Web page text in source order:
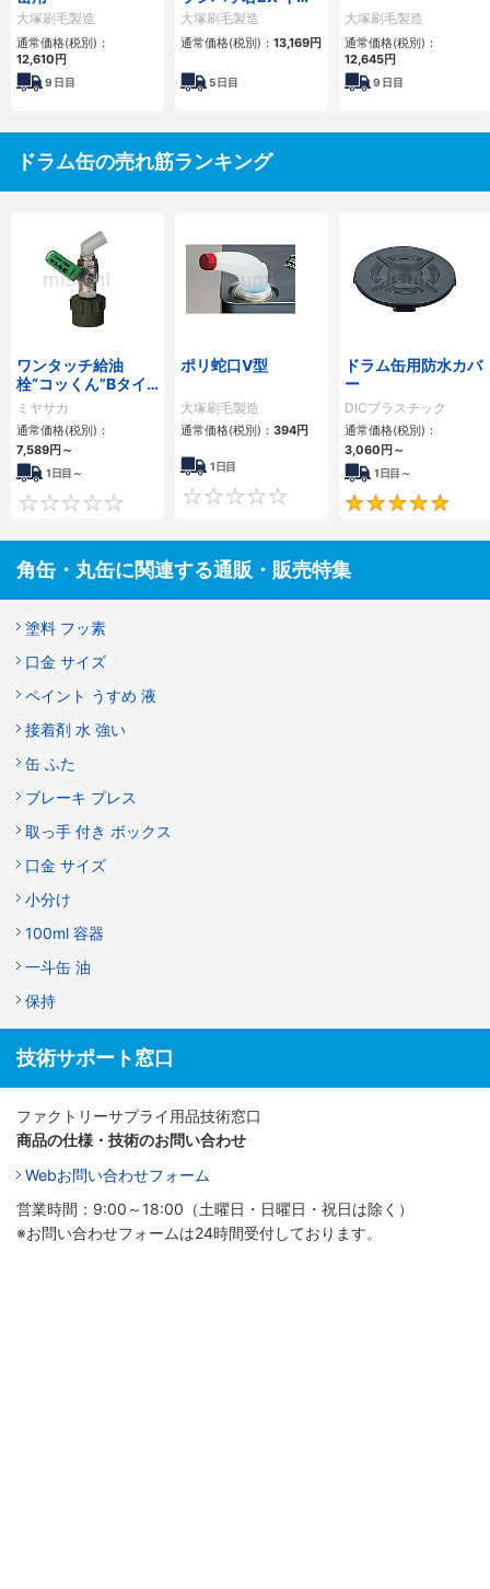
大塚刷毛製造
通常価格(税別)：
12,610円
9 日目
リー付
大塚刷毛製造
通常価格(税別)： 13,169円
5日目
大塚刷毛製造
通常価格(税別)：
12,645円
9 日目
ドラム缶の売れ筋ランキング
ワンタッチ給油
栓“コッくん”Bタイ
プ
ミヤサカ
通常価格(税別)：
7,589円 ～
1日目～
0
ポリ蛇口V型
大塚刷毛製造
通常価格(税別)： 394円
1日目
0
ドラム缶用防水カバ
ー
DICプラスチック
通常価格(税別)：
3,060円 ～
1日目～
角缶・丸缶に関連する通販・販売特集
塗料 フッ素
口金 サイズ
ペイント うすめ 液
接着剤 水 強い
缶 ふた
ブレーキ プレス
取っ手 付き ボックス
口金 サイズ
小分け
100ml 容器
一斗缶 油
保持
技術サポート窓口
ファクトリーサプライ用品技術窓口
商品の仕様・技術のお問い合わせ
Webお問い合わせフォーム
営業時間：9:00～18:00（土曜日・日曜日・祝日は除く）
※お問い合わせフォームは24時間受付しております。